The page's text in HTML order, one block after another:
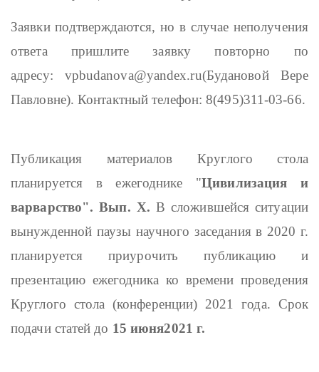
Заявки подтверждаются, но в случае неполучения
ответа пришлите заявку повторно по
адресу: vpbudanova@yandex.ru(Будановой Вере
Павловне). Контактный телефон: 8(495)311-03-66.
Публикация материалов Круглого стола
планируется в ежегоднике "Цивилизация и
варварство". Вып. X. В сложившейся ситуации
вынужденной паузы научного заседания в 2020 г.
планируется приурочить публикацию и
презентацию ежегодника ко времени проведения
Круглого стола (конференции) 2021 года. Срок
подачи статей до 15 июня2021 г.